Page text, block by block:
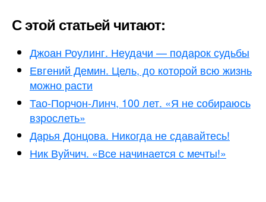
С этой статьей читают:
Джоан Роулинг. Неудачи — подарок судьбы
Евгений Демин. Цель, до которой всю жизнь
можно расти
Тао-Порчон-Линч, 100 лет. «Я не собираюсь
взрослеть»
Дарья Донцова. Никогда не сдавайтесь!
Ник Вуйчич. «Все начинается с мечты!»